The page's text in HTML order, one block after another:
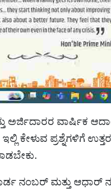
ಅರ್ಜಿದಾರರ ವಾರ್ಷಿಕ
ಕೇಳುವ ಪ್ರಶ್ನೆಗಳಿಗೆ
ನಂಬರ್ ಮತ್ತು ಆಧಾರ್